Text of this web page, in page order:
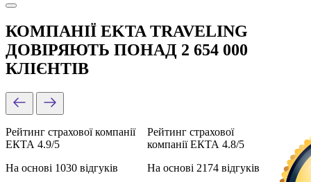
КОМПАНІЇ EKTA TRAVELING
ДОВІРЯЮТЬ ПОНАД 2 654 000
КЛІЄНТІВ
Рейтинг страхової компанії
ЕКТА 4.9/5
На основі 1030 відгуків
Рейтинг страхової
компанії ЕКТА 4.8/5
На основі 2174 відгуків